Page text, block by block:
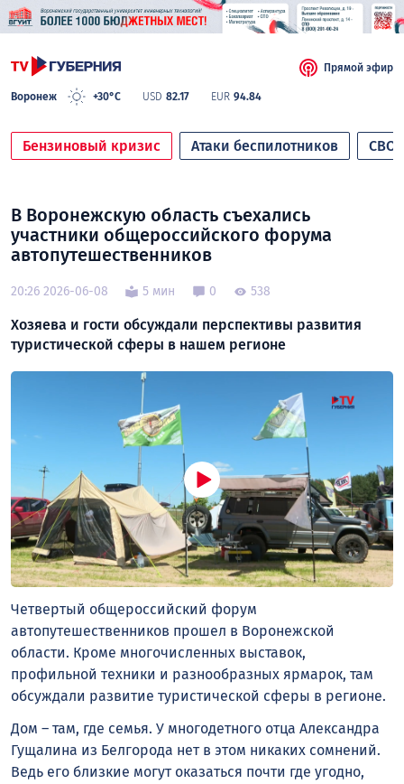
Воронеж +30°C USD 82.17 EUR 94.84
Прямой эфир
Бензиновый кризис Атаки беспилотников СВО
В Воронежскую область съехались
участники общероссийского форума
автопутешественников
20:26 2026-06-08 5 мин 0 538
Хозяева и гости обсуждали перспективы развития
туристической сферы в нашем регионе
Четвертый общероссийский форум
автопутешественников прошел в Воронежской
области. Кроме многочисленных выставок,
профильной техники и разнообразных ярмарок, там
обсуждали развитие туристической сферы в регионе.
Дом – там, где семья. У многодетного отца Александра
Гущалина из Белгорода нет в этом никаких сомнений.
Ведь его близкие могут оказаться почти где угодно,